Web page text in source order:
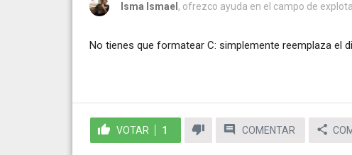
Isma Ismael , ofrezco ayuda en el campo de
No tienes que formatear C: simplemente reemplaza el
VOTAR 1 COMENTAR